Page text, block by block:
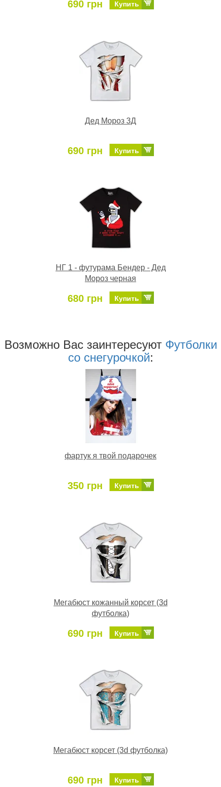
690 грн Купить
Дед Мороз 3Д
690 грн Купить
НГ 1 - футурама Бендер - Дед
Мороз черная
680 грн Купить
Возможно Ваc заинтересуют Футболки
со снегурочкой:
фартук я твой подарочек
350 грн Купить
Мегабюст кожанный корсет (3d
футболка)
690 грн Купить
Мегабюст корсет (3d футболка)
690 грн Купить